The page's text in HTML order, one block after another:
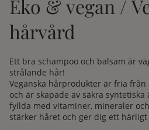
Eko & vegan /
hårvård
Ett bra schampoo och balsam är
strålande hår!
Veganska hårprodukter är fria
och är skapade av säkra
fyllda med vitaminer, mineraler
stärker håret och ger dig ett härligt